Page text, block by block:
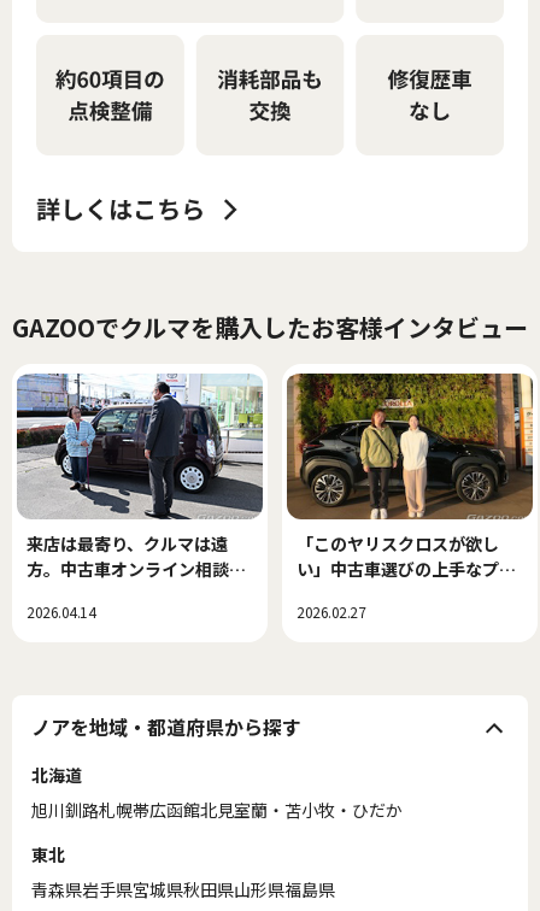
GAZOOでクルマを購入したお客様インタビュー
来店は最寄り、クルマは遠
方。中古車オンライン相談で
2026.04.14
「このヤリスクロスが欲し
い」中古車選びの上手なプロ
2026.02.27
ノアを地域・都道府県から探す
北海道
旭川釧路札幌帯広函館北見室蘭・苫小牧・ひだか
東北
青森県岩手県宮城県秋田県山形県福島県